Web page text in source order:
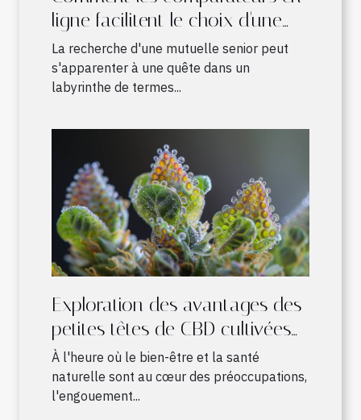
ligne facilitent le choix d'une
mutuelle senior adaptée
La recherche d'une mutuelle senior peut
s'apparenter à une quête dans un
labyrinthe de termes...
Exploration des avantages des
petites têtes de CBD cultivées
en intérieur
À l'heure où le bien-être et la santé
naturelle sont au cœur des préoccupations,
l'engouement...